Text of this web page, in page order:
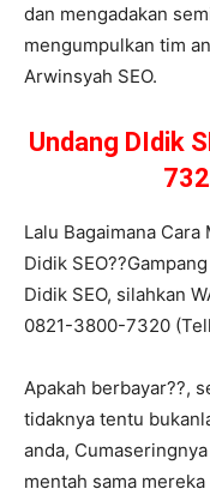
dan mengadakan
mengumpulkan tim
Arwinsyah SEO.
Undang DIdik
Lalu Bagaimana
Didik
Didik SEO, silahkan
0821-3800-7320
Apakah berbayar??,
tidaknya tentu
anda,
mentah sama